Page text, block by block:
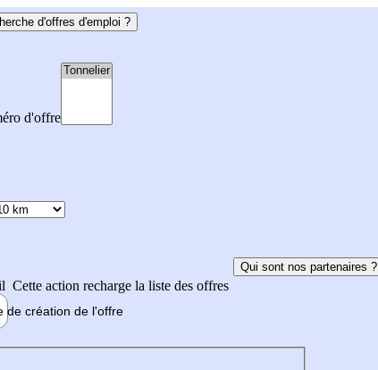
d'offres d'emploi ?
d'offre
Cette action recharge la liste des offres
Qui sont nos partenaires ?
de création de l'offre